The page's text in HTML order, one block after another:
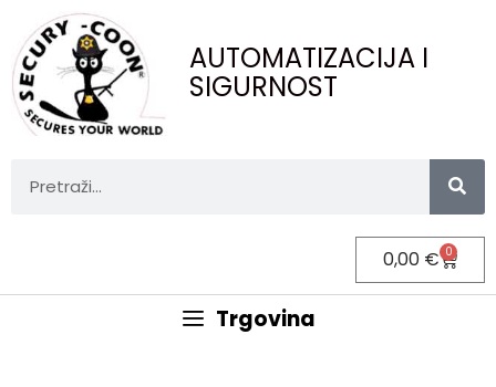
AUTOMATIZACIJA I
SIGURNOST
0,00 € 0
Trgovina